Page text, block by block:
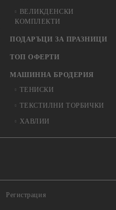
ВЕЛИКДЕНСКИ
КОМПЛЕКТИ
ПОДАРЪЦИ ЗА ПРАЗНИЦИ
ТОП ОФЕРТИ
МАШИННА БРОДЕРИЯ
ТЕНИСКИ
ТЕКСТИЛНИ ТОРБИЧКИ
ХАВЛИИ
Регистрация